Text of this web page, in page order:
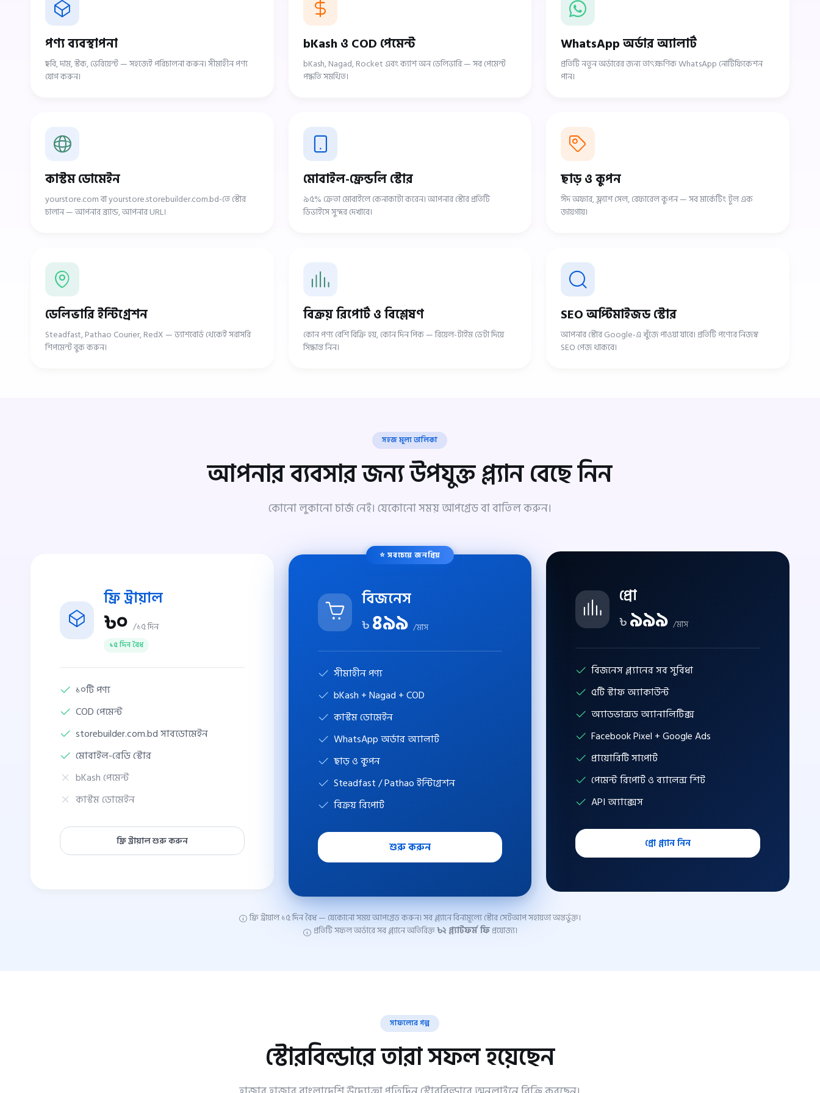
পণ্য ব্যবস্থাপনা
ছবি, দাম, স্টক, ভেরিয়েন্ট — সহজেই পরিচালনা করুন। সীমাহীন পণ্য
যোগ করুন।
bKash ও COD পেমেন্ট
bKash, Nagad, Rocket এবং ক্যাশ অন ডেলিভারি — সব পেমেন্ট
পদ্ধতি সমর্থিত।
WhatsApp অর্ডার অ্যালার্ট
প্রতিটি নতুন অর্ডারের জন্য তাৎক্ষণিক WhatsApp নোটিফিকেশন
পান।
কাস্টম ডোমেইন
yourstore.com বা yourstore.storebuilder.com.bd-তে স্টোর
চালান — আপনার ব্র্যান্ড, আপনার URL।
মোবাইল-ফ্রেন্ডলি স্টোর
৯৫% ক্রেতা মোবাইলে কেনাকাটা করেন। আপনার স্টোর প্রতিটি
ডিভাইসে সুন্দর দেখাবে।
ছাড় ও কুপন
ঈদ অফার, ফ্ল্যাশ সেল, রেফারেল কুপন — সব মার্কেটিং টুল এক
জায়গায়।
ডেলিভারি ইন্টিগ্রেশন
Steadfast, Pathao Courier, RedX — ড্যাশবোর্ড থেকেই সরাসরি
শিপমেন্ট বুক করুন।
বিক্রয় রিপোর্ট ও বিশ্লেষণ
কোন পণ্য বেশি বিক্রি হয়, কোন দিন পিক — রিয়েল-টাইম ডেটা দিয়ে
সিদ্ধান্ত নিন।
SEO অপ্টিমাইজড স্টোর
আপনার স্টোর Google-এ খুঁজে পাওয়া যাবে। প্রতিটি পণ্যের নিজস্ব
SEO পেজ থাকবে।
সহজ মূল্য তালিকা
আপনার ব্যবসার জন্য উপযুক্ত প্ল্যান বেছে নিন
কোনো লুকানো চার্জ নেই। যেকোনো সময় আপগ্রেড বা বাতিল করুন।
ফ্রি ট্রায়াল
৳০ /১৫ দিন
১৫ দিন বৈধ
১০টি পণ্য
COD পেমেন্ট
storebuilder.com.bd সাবডোমেইন
মোবাইল-রেডি স্টোর
bKash পেমেন্ট
কাস্টম ডোমেইন
ফ্রি ট্রায়াল শুরু করুন
⭐ সবচেয়ে জনপ্রিয়
বিজনেস
৳৪৯৯ /মাস
সীমাহীন পণ্য
bKash + Nagad + COD
কাস্টম ডোমেইন
WhatsApp অর্ডার অ্যালার্ট
ছাড় ও কুপন
Steadfast / Pathao ইন্টিগ্রেশন
বিক্রয় রিপোর্ট
শুরু করুন
প্রো
৳৯৯৯ /মাস
বিজনেস প্ল্যানের সব সুবিধা
৫টি স্টাফ অ্যাকাউন্ট
অ্যাডভান্সড অ্যানালিটিক্স
Facebook Pixel + Google Ads
প্রায়োরিটি সাপোর্ট
পেমেন্ট রিপোর্ট ও ব্যালেন্স শিট
API অ্যাক্সেস
প্রো প্ল্যান নিন
ফ্রি ট্রায়াল ১৫ দিন বৈধ — যেকোনো সময় আপগ্রেড করুন। সব প্ল্যানে বিনামূল্যে স্টোর সেটআপ সহায়তা অন্তর্ভুক্ত।
প্রতিটি সফল অর্ডারে সব প্ল্যানে অতিরিক্ত৳২ প্ল্যাটফর্ম ফিপ্রযোজ্য।
সাফল্যের গল্প
স্টোরবিল্ডারে তারা সফল হয়েছেন